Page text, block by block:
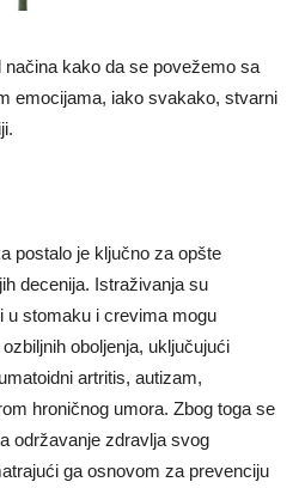
kako da se povežemo sa
emocijama, iako svakako, stvarni
postalo je ključno za opšte
decenija. Istraživanja su
u stomaku i crevima mogu
oboljenja, uključujući
artritis, autizam,
hroničnog umora. Zbog toga se
održavanje zdravlja svog
ga osnovom za prevenciju